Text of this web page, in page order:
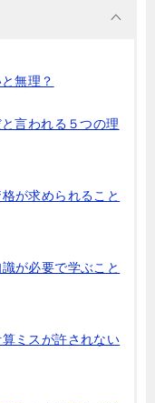
無理？
言われる５つの理
が求められること
が必要で学ぶこと
算ミスが許されない